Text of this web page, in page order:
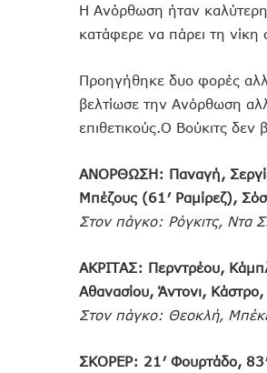
Η Ανόρθωση ήταν καλύτερη
κατάφερε να πάρει τη
Προηγήθηκε δυο φορές
βελτίωσε την Ανόρθωση
επιθετικούς.Ο Βούκιτς
ΑΝΟΡΘΩΣΗ: Παναγή,
Μπέζους (61′ Ραμίρεζ),
Στον πάγκο: Ρόγκιτς, Ντα
ΑΚΡΙΤΑΣ: Περντρέου,
Αθανασίου, Άντονι,
Στον πάγκο: Θεοκλή,
ΣΚΟΡΕΡ: 21′ Φουρτάδο,